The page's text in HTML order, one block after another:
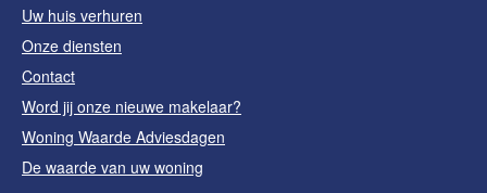
Uw huis verhuren
Onze diensten
Contact
Word jij onze nieuwe makelaar?
Woning Waarde Adviesdagen
De waarde van uw woning